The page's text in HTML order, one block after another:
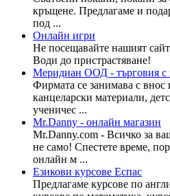
кръщене. Предлагаме и
под ...
Онлайн игри
Не посещавайте нашият
Води до пристрастяване!
Меридиан ООД - търговия с
Фирмата се занимава с внос
канцеларски материали,
ученичес ...
Mr.Danny - онлайн магазин
Mr.Danny.com - Всичко за
не само! Спестете време,
онлайн м ...
Езикови курсове Еспас
Предлагаме курсове по